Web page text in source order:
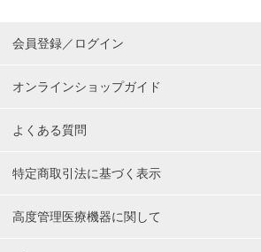
会員登録／ログイン
オンラインショップガイド
よくある質問
特定商取引法に基づく表示
高度管理医療機器に関して